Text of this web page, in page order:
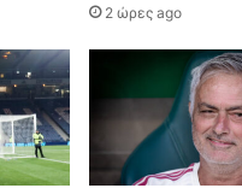
2 ώρες ago